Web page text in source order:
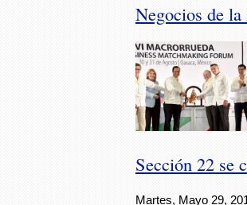
Negocios de
Sección 22 se
Martes, Mayo 29,